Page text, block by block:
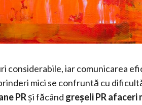
considerabile, iar comunicarea
mici se confruntă cu
PRși făcând greșeli PR afaceri